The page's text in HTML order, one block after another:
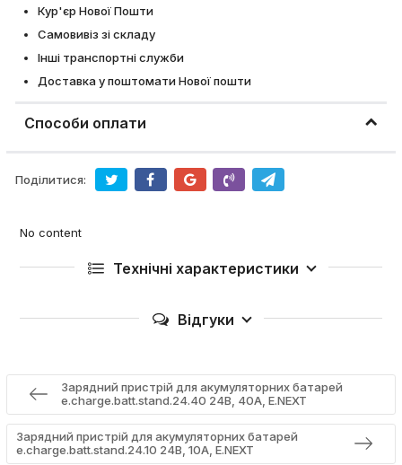
Кур'єр Нової Пошти
Самовивіз зі складу
Інші транспортні служби
Доставка у поштомати Нової пошти
Способи оплати
Поділитися:
No content
Технічні характеристики
Відгуки
Зарядний пристрій для акумуляторних батарей
e.charge.batt.stand.24.40 24В, 40А, E.NEXT
Зарядний пристрій для акумуляторних батарей
e.charge.batt.stand.24.10 24В, 10А, E.NEXT